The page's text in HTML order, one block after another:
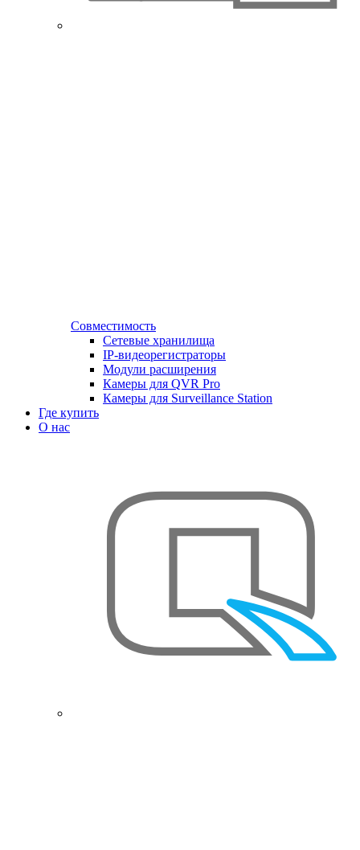
Совместимость
Сетевые хранилища
IP-видеорегистраторы
Модули расширения
Камеры для QVR Pro
Камеры для Surveillance Station
Где купить
О нас